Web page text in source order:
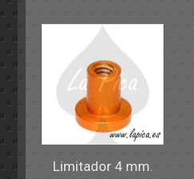
Limitador 4 mm.